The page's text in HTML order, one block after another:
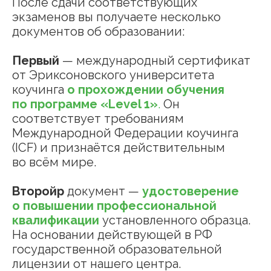
экзаменов вы получаете несколько
документов об образовании:
Первый — международный сертификат
от Эриксоновского университета
коучинга о прохождении обучения
по программе «Level 1». Он
соответствует требованиям
Международной Федерации коучинга
(ICF) и признаётся действительным
во всём мире.
Второйр документ — удостоверение
о повышении профессиональной
квалификации установленного образца.
На основании действующей в РФ
государственной образовательной
лицензии от нашего центра.